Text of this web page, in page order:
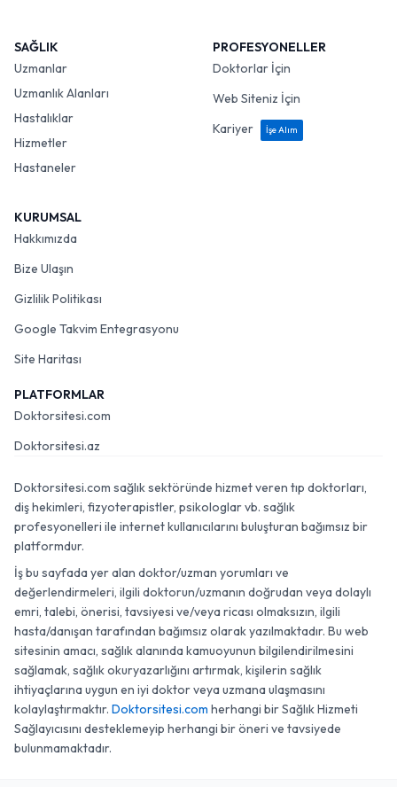
SAĞLIK
Uzmanlar
Uzmanlık Alanları
Hastalıklar
Hizmetler
Hastaneler
PROFESYONELLER
Doktorlar İçin
Web Siteniz İçin
Kariyer
İşe Alım
KURUMSAL
Hakkımızda
Bize Ulaşın
Gizlilik Politikası
Google Takvim Entegrasyonu
Site Haritası
PLATFORMLAR
Doktorsitesi.com
Doktorsitesi.az
Doktorsitesi.com sağlık sektöründe hizmet veren tıp doktorları,
diş hekimleri, fizyoterapistler, psikologlar vb. sağlık
profesyonelleri ile internet kullanıcılarını buluşturan bağımsız bir
platformdur.
İş bu sayfada yer alan doktor/uzman yorumları ve
değerlendirmeleri, ilgili doktorun/uzmanın doğrudan veya dolaylı
emri, talebi, önerisi, tavsiyesi ve/veya ricası olmaksızın, ilgili
hasta/danışan tarafından bağımsız olarak yazılmaktadır. Bu web
sitesinin amacı, sağlık alanında kamuoyunun bilgilendirilmesini
sağlamak, sağlık okuryazarlığını artırmak, kişilerin sağlık
ihtiyaçlarına uygun en iyi doktor veya uzmana ulaşmasını
kolaylaştırmaktır. Doktorsitesi.com herhangi bir Sağlık Hizmeti
Sağlayıcısını desteklemeyip herhangi bir öneri ve tavsiyede
bulunmamaktadır.